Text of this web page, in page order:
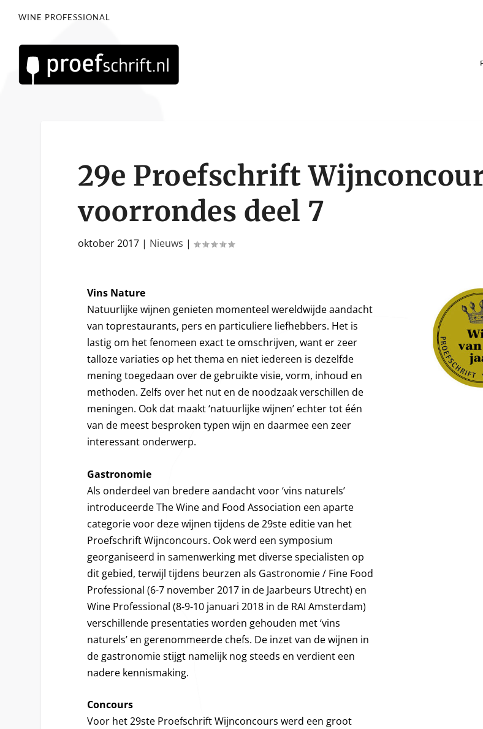
WINE PROFESSIONAL
29e Proefschrift
voorrondes deel 7
oktober 2017 | Nieuws |
Vins Nature
Natuurlijke wijnen genieten momenteel wereldwijde aandacht
van toprestaurants, pers en particuliere liefhebbers. Het is
lastig om het fenomeen exact te omschrijven, want er zeer
talloze variaties op het thema en niet iedereen is dezelfde
mening toegedaan over de gebruikte visie, vorm, inhoud en
methoden. Zelfs over het nut en de noodzaak verschillen de
meningen. Ook dat maakt ‘natuurlijke wijnen’ echter tot één
van de meest besproken typen wijn en daarmee een zeer
interessant onderwerp.
Gastronomie
Als onderdeel van bredere aandacht voor ‘vins naturels’
introduceerde The Wine and Food Association een aparte
categorie voor deze wijnen tijdens de 29ste editie van het
Proefschrift Wijnconcours. Ook werd een symposium
georganiseerd in samenwerking met diverse specialisten op
dit gebied, terwijl tijdens beurzen als Gastronomie / Fine Food
Professional (6-7 november 2017 in de Jaarbeurs Utrecht) en
Wine Professional (8-9-10 januari 2018 in de RAI Amsterdam)
verschillende presentaties worden gehouden met ‘vins
naturels’ en gerenommeerde chefs. De inzet van de wijnen in
de gastronomie stijgt namelijk nog steeds en verdient een
nadere kennismaking.
Concours
Voor het 29ste Proefschrift Wijnconcours werd een groot